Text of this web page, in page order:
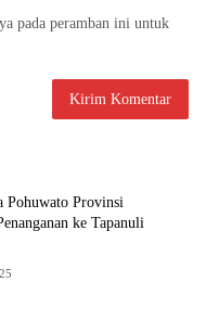
pada peramban ini untuk
Pohuwato Provinsi
ke Tapanuli